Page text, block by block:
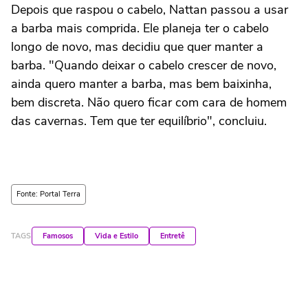
Depois que raspou o cabelo, Nattan passou a usar
a barba mais comprida. Ele planeja ter o cabelo
longo de novo, mas decidiu que quer manter a
barba. "Quando deixar o cabelo crescer de novo,
ainda quero manter a barba, mas bem baixinha,
bem discreta. Não quero ficar com cara de homem
das cavernas. Tem que ter equilíbrio", concluiu.
Fonte: Portal Terra
TAGS Famosos Vida e Estilo Entretê